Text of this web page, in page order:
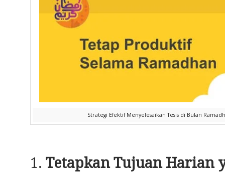
Strategi Efektif Menyelesaikan Tesis di Bulan
Tetapkan Tujuan Harian